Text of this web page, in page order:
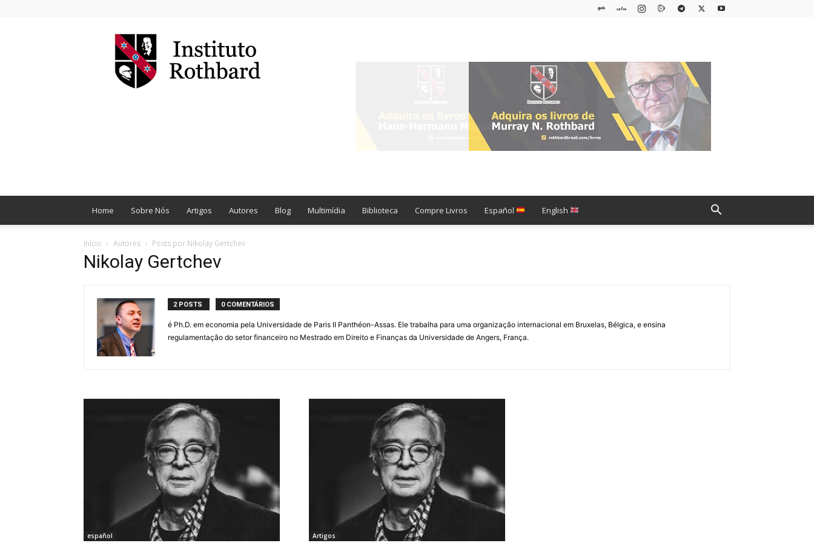
Instituto
Rothbard
Brasil
Home Sobre Nós Artigos Autores Blog Multimídia Biblioteca Compre Livros Español English
Início Autores Posts por Nikolay Gertchev
Nikolay Gertchev
2 POSTS 0 COMENTÁRIOS
é Ph.D. em economia pela Universidade de Paris II Panthéon-Assas. Ele trabalha para uma organização internacional em Bruxelas, Bélgica, e ensina
regulamentação do setor financeiro no Mestrado em Direito e Finanças da Universidade de Angers, França.
español Artigos